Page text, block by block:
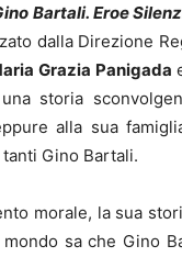
Bartali. Eroe
dalla Direzione
Grazia Panigada
storia
alla sua
Gino Bartali.
morale, la sua
sa che Gino